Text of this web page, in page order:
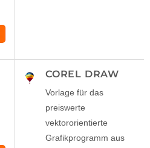
COREL DRAW
Vorlage für das
preiswerte
vektororientierte
Grafikprogramm aus